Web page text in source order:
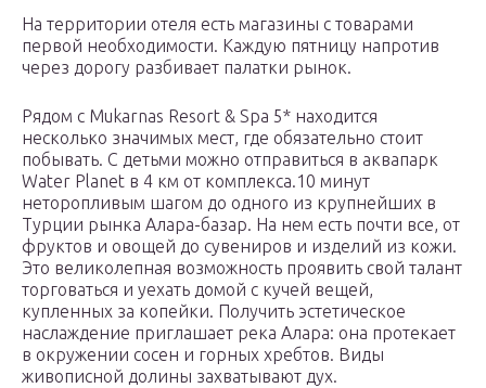
На территории отеля есть магазины с товарами
первой необходимости. Каждую пятницу напротив
через дорогу разбивает палатки рынок.
Рядом с Mukarnas Resort & Spa 5* находится
несколько значимых мест, где обязательно стоит
побывать. С детьми можно отправиться в аквапарк
Water Planet в 4 км от комплекса.10 минут
неторопливым шагом до одного из крупнейших в
Турции рынка Алара-базар. На нем есть почти все, от
фруктов и овощей до сувениров и изделий из кожи.
Это великолепная возможность проявить свой талант
торговаться и уехать домой с кучей вещей,
купленных за копейки. Получить эстетическое
наслаждение приглашает река Алара: она протекает
в окружении сосен и горных хребтов. Виды
живописной долины захватывают дух.